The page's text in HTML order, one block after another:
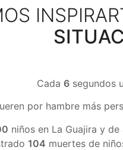
Cada 6segundos
por hambre más
niños en La Guajira y
104 muertes de